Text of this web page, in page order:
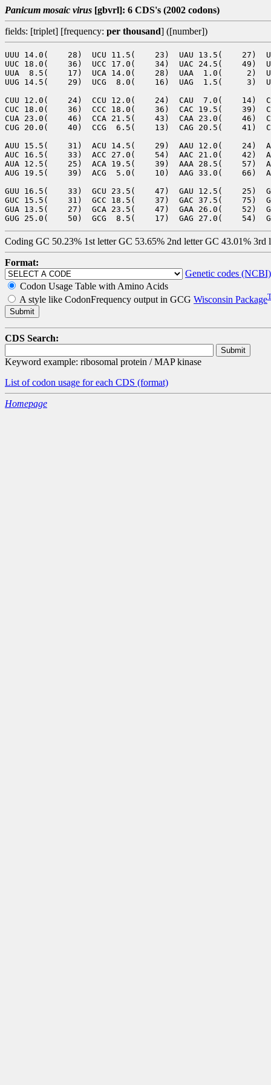
Panicum mosaic virus [gbvrl]: 6 CDS's (2002 codons)
fields: [triplet] [frequency: per thousand] ([number])
UUU 14.0(    28)  UCU 11.5(    23)  UAU 13.5(    27)
UUC 18.0(    36)  UCC 17.0(    34)  UAC 24.5(    49)
UUA  8.5(    17)  UCA 14.0(    28)  UAA  1.0(     2)
UUG 14.5(    29)  UCG  8.0(    16)  UAG  1.5(     3)
CUU 12.0(    24)  CCU 12.0(    24)  CAU  7.0(    14)
CUC 18.0(    36)  CCC 18.0(    36)  CAC 19.5(    39)
CUA 23.0(    46)  CCA 21.5(    43)  CAA 23.0(    46)
CUG 20.0(    40)  CCG  6.5(    13)  CAG 20.5(    41)
AUU 15.5(    31)  ACU 14.5(    29)  AAU 12.0(    24)
AUC 16.5(    33)  ACC 27.0(    54)  AAC 21.0(    42)
AUA 12.5(    25)  ACA 19.5(    39)  AAA 28.5(    57)
AUG 19.5(    39)  ACG  5.0(    10)  AAG 33.0(    66)
GUU 16.5(    33)  GCU 23.5(    47)  GAU 12.5(    25)
GUC 15.5(    31)  GCC 18.5(    37)  GAC 37.5(    75)
GUA 13.5(    27)  GCA 23.5(    47)  GAA 26.0(    52)
Coding GC 50.23% 1st letter GC 53.65% 2nd letter GC 43.01% 3rd
Format:
Genetic codes (NCBI)
Codon Usage Table with Amino Acids
A style like CodonFrequency output in GCG Wisconsin Package
CDS Search:
Keyword example: ribosomal protein / MAP kinase
List of codon usage for each CDS (format)
Homepage